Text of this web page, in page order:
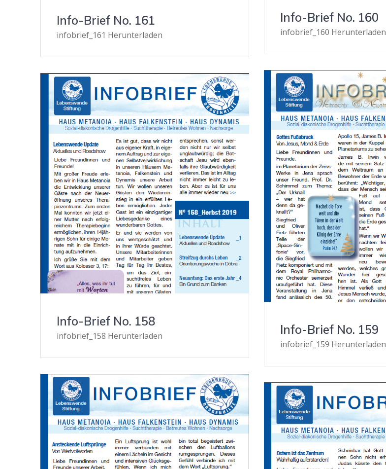
Info-Brief No. 161
infobrief_161 Herunterladen
Info-Brief No. 160
infobrief_160 Herunterladen
Info-Brief No. 159
infobrief_159 Herunterladen
Info-Brief No. 158
infobrief_158 Herunterladen